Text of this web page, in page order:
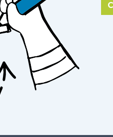
per l’ambiente e per
bio
nella completa
parassiti con macerati
tecniche che
a basse
i principi attivi che
Le erbe vengono